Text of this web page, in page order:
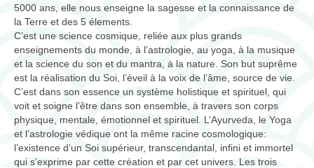
Ayurveda
Ayurveda, science de l’âme
Les 3 doshas
consultations
massages et thérapies
Produits ayurvédiques
5000 ans, elle nous enseigne la sagesse et la connaissance de
la Terre et des 5 élements.
C’est une science cosmique, reliée aux plus grands
enseignements du monde, à l’astrologie, au yoga, à la musique
et la science du son et du mantra, à la nature. Son but suprême
est la réalisation du Soi, l’éveil à la voix de l’âme, source de vie.
C’est dans son essence un système holistique et spirituel, qui
voit et soigne l’être dans son ensemble, à travers son corps
physique, mentale, émotionnel et spirituel. L’Ayurveda, le Yoga
et l’astrologie védique ont la même racine cosmologique:
l’existence d’un Soi supérieur, transcendantal, infini et immortel
qui s’exprime par cette création et par cet univers. Les trois